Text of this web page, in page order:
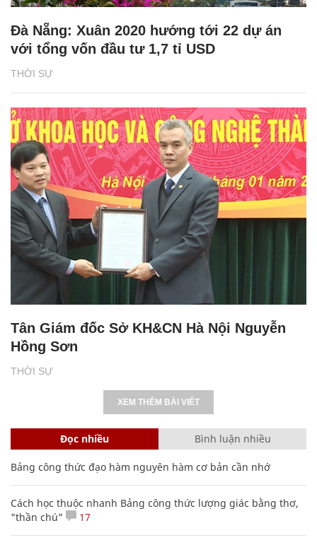
THỜI SỰ
Đà Nẵng: Xuân 2020 hướng tới 22 dự án
với tổng vốn đầu tư 1,7 tỉ USD
THỜI SỰ
Tân Giám đốc Sở KH&CN Hà Nội Nguyễn
Hồng Sơn
XEM THÊM BÀI VIẾT
Đọc nhiều Bình luận nhiều
Bảng công thức đạo hàm nguyên hàm cơ bản cần nhớ
Cách học thuộc nhanh Bảng công thức lượng giác bằng thơ,
"thần chú"
17